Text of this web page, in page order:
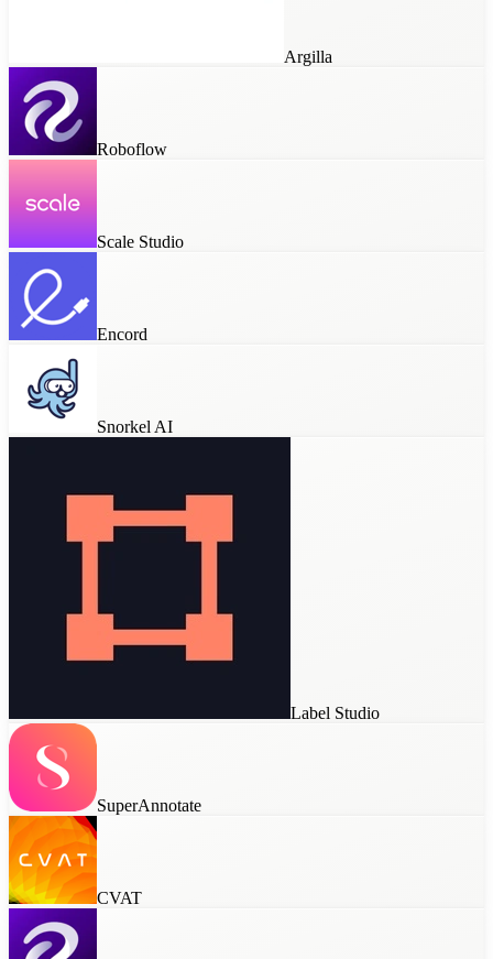
Argilla
Roboflow
Scale Studio
Encord
Snorkel AI
Label Studio
SuperAnnotate
CVAT